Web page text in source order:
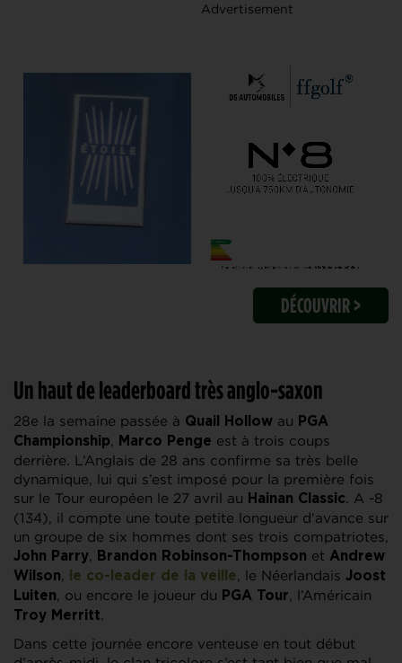
DÉCOUVRIR >
Un haut de leaderboard très anglo-saxon
28e la semaine passée à Quail Hollow au PGA
Championship, Marco Penge est à trois coups
derrière. L’Anglais de 28 ans confirme sa très belle
dynamique, lui qui s’est imposé pour la première fois
sur le Tour européen le 27 avril au Hainan Classic. A -8
(134), il compte une toute petite longueur d’avance sur
un groupe de six hommes dont ses trois compatriotes,
John Parry, Brandon Robinson-Thompson et Andrew
Wilson, le co-leader de la veille, le Néerlandais Joost
Luiten, ou encore le joueur du PGA Tour, l’Américain
Troy Merritt.
Dans cette journée encore venteuse en tout début